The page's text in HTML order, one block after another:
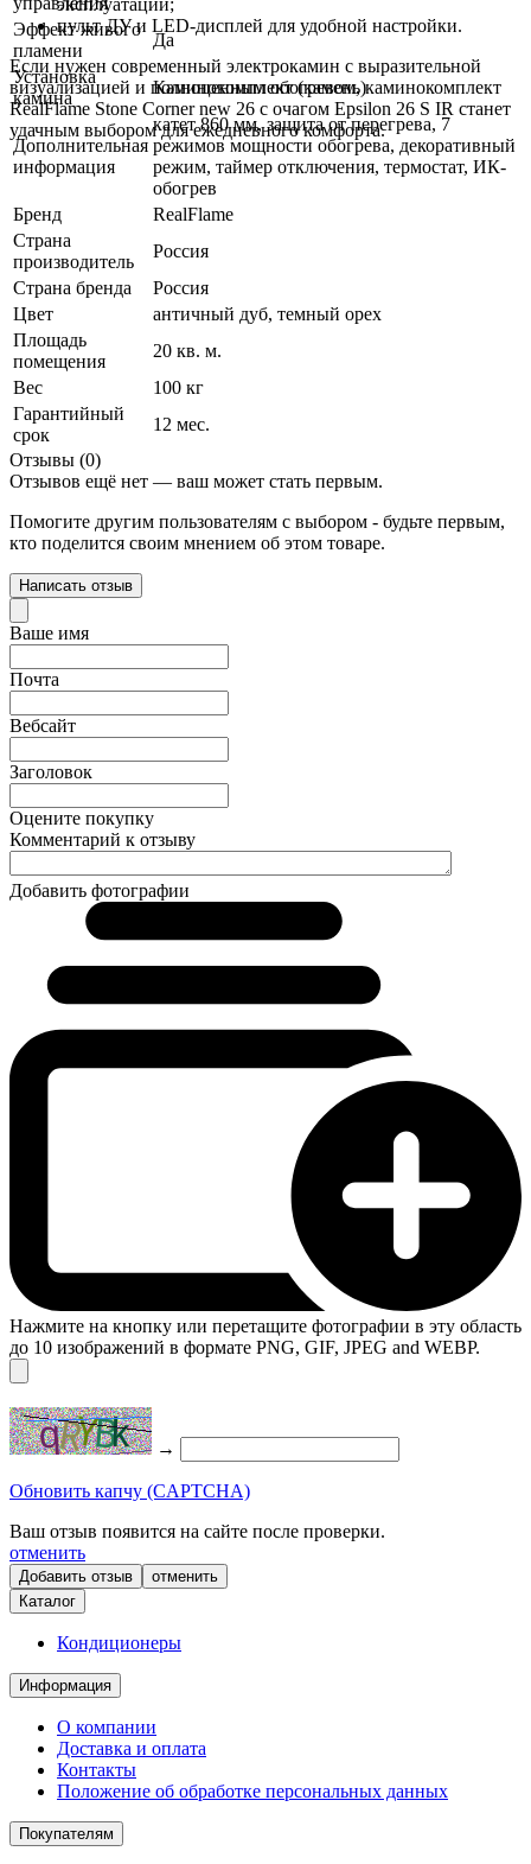
пульт ДУ и LED-дисплей для удобной настройки.
Если нужен современный электрокамин с выразительной
визуализацией и полноценным обогревом, каминокомплект
RealFlame Stone Corner new 26 с очагом Epsilon 26 S IR станет
удачным выбором для ежедневного комфорта.
Эффект живого
пламени
Да
Установка
камина
Каминокомплект (камень)
Дополнительная
информация
катет 860 мм, защита от перегрева, 7
режимов мощности обогрева, декоративный
режим, таймер отключения, термостат, ИК-
обогрев
Бренд
RealFlame
Страна
производитель
Россия
Страна бренда
Россия
Цвет
античный дуб, темный орех
Площадь
помещения
20 кв. м.
Вес
100 кг
Гарантийный
срок
12 мес.
Отзывы (0)
Отзывов ещё нет — ваш может стать первым.
Помогите другим пользователям с выбором - будьте первым,
кто поделится своим мнением об этом товаре.
Написать отзыв
Ваше имя
Почта
Вебсайт
Заголовок
Оцените покупку
Комментарий к отзыву
Добавить фотографии
Нажмите на кнопку или перетащите фотографии в эту область
до 10 изображений в формате PNG, GIF, JPEG and WEBP.
→
Обновить капчу (CAPTCHA)
Ваш отзыв появится на сайте после проверки.
отменить
отменить
Каталог
Кондиционеры
Информация
О компании
Доставка и оплата
Контакты
Положение об обработке персональных данных
Покупателям